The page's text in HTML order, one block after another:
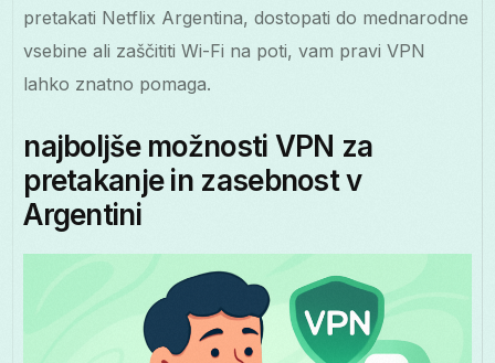
pretakati Netflix Argentina, dostopati do mednarodne
vsebine ali zaščititi Wi-Fi na poti, vam pravi VPN
lahko znatno pomaga.
najboljše možnosti VPN za
pretakanje in zasebnost v
Argentini